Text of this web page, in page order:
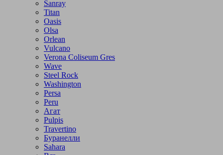
Sanray
Titan
Oasis
Olsa
Orlean
Vulcano
Verona Coliseum Gres
Wave
Steel Rock
Washington
Persa
Peru
Агат
Pulpis
Travertino
Буранелли
Sahara